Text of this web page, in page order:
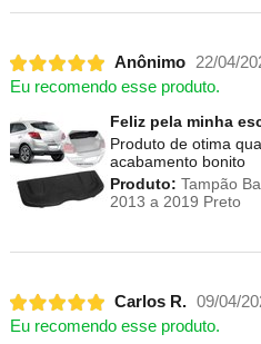
Anônimo 22/04/
Eu recomendo esse produto.
Feliz pela minha
Produto de otima
acabamento bonito
Produto: Tampão
2013 a 2019 Preto
Carlos R. 09/04/
Eu recomendo esse produto.